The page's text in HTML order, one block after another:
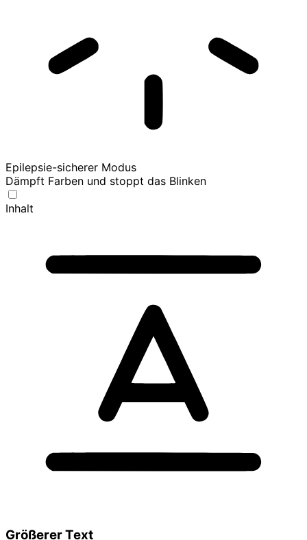
Epilepsie-sicherer Modus
Dämpft Farben und stoppt das Blinken
Inhalt
Größerer Text